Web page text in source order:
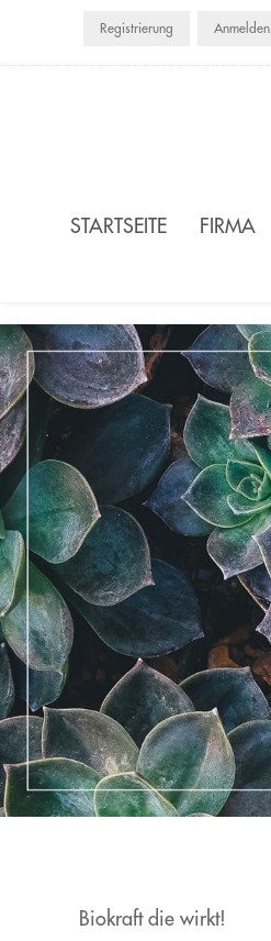
Registrierung Anmelden
STARTSEITE FIRMA
Biokraft die wirkt!